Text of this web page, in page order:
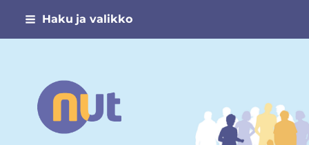
Siirry
Haku ja valikko
Narsismin uhrien tuki ry